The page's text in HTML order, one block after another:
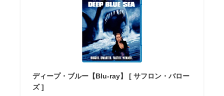
ディープ・ブルー【Blu-ray】 [ サフロン・バロー
ズ ]